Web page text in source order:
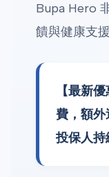
Bupa Hero
饋與健康支援
【最新
費，額外
投保人持